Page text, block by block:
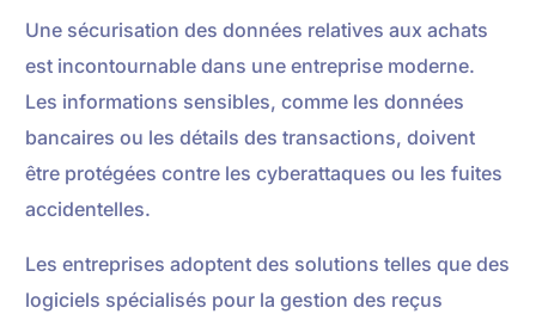
Une sécurisation des données relatives aux achats
est incontournable dans une entreprise moderne.
Les informations sensibles, comme les données
bancaires ou les détails des transactions, doivent
être protégées contre les cyberattaques ou les fuites
accidentelles.
Les entreprises adoptent des solutions telles que des
logiciels spécialisés pour la gestion des reçus